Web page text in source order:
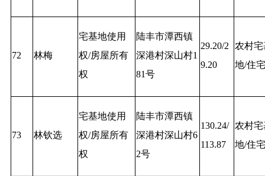
72 林梅
宅基地使用
权/房屋所有
权
陆丰市潭西镇
深港村深山村1
81号
29.20/2
9.20
农村宅
地/住宅
73 林钦选
宅基地使用
权/房屋所有
权
陆丰市潭西镇
深港村深山村6
2号
130.24/
113.87
农村宅
地/住宅